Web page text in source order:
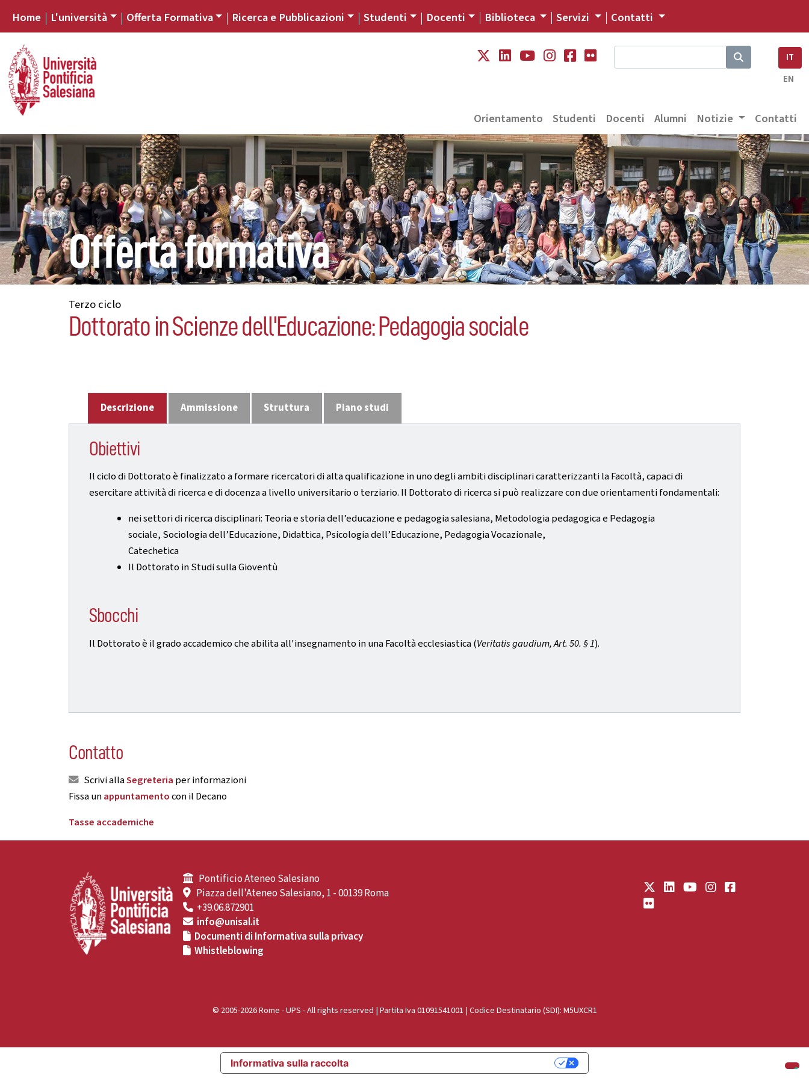
Home L'università Offerta Formativa Ricerca e Pubblicazioni Studenti Docenti Biblioteca Servizi Contatti
IT
EN
Orientamento Studenti Docenti Alumni Notizie Contatti
Offerta formativa
Terzo ciclo
Dottorato in Scienze dell'Educazione: Pedagogia sociale
Descrizione Ammissione Struttura Piano studi
Obiettivi
Il ciclo di Dottorato è finalizzato a formare ricercatori di alta qualificazione in uno degli ambiti disciplinari caratterizzanti la Facoltà, capaci di
esercitare attività di ricerca e di docenza a livello universitario o terziario. Il Dottorato di ricerca si può realizzare con due orientamenti fondamentali:
nei settori di ricerca disciplinari: Teoria e storia dell’educazione e pedagogia salesiana, Metodologia pedagogica e Pedagogia
sociale, Sociologia dell’Educazione, Didattica, Psicologia dell’Educazione, Pedagogia Vocazionale,
Catechetica
Il Dottorato in Studi sulla Gioventù
Sbocchi
Il Dottorato è il grado accademico che abilita all'insegnamento in una Facoltà ecclesiastica (Veritatis gaudium, Art. 50. § 1).
Contatto
Scrivi allaSegreteria per informazioni
Fissa unappuntamentocon il Decano
Tasse accademiche
Pontificio Ateneo Salesiano
Piazza dell’Ateneo Salesiano, 1 - 00139 Roma
+39.06.872901
info@unisal.it
Documenti di Informativa sulla privacy
Whistleblowing
© 2005-2026 Rome - UPS - All rights reserved | Partita Iva 01091541001 | Codice Destinatario (SDI): M5UXCR1
Informativa sulla raccolta